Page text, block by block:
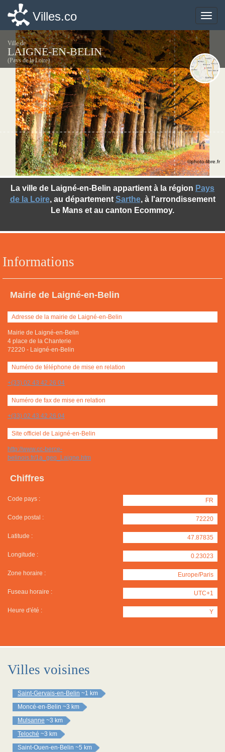
Toggle
Villes.co
Ville de
LAIGNÉ-EN-BELIN
(Pays de la Loire)
Informations
Mairie de Laigné-en-Belin
Adresse de la mairie de Laigné-en-Belin
Mairie de Laigné-en-Belin
4 place de la Chanterie
72220 - Laigné-en-Belin
Numéro de téléphone de mise en relation
+(33) 02 43 42 26 04
Numéro de fax de mise en relation
+(33) 02 43 42 26 04
Site officiel de Laigné-en-Belin
http://www.cc-berce-
belinois.fr/1a_geo_Laigne.htm
Chiffres
Code pays : FR
Code postal : 72220
Latitude : 47.87835
Longitude : 0.23023
Zone horaire : Europe/Paris
Fuseau horaire : UTC+1
Heure d'été : Y
La ville de Laigné-en-Belin appartient à la région Pays
de la Loire, au département Sarthe, à l'arrondissement
Le Mans et au canton Ecommoy.
©photo-libre.fr
Villes voisines
Saint-Gervais-en-Belin ~1 km
Moncé-en-Belin ~3 km
Mulsanne ~3 km
Teloché ~3 km
Saint-Ouen-en-Belin ~5 km
Toggle
Villes.co